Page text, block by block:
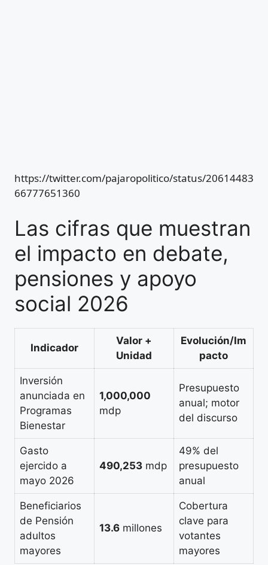
https://twitter.com/pajaropolitico/status/20614483
66777651360
Las cifras que muestran
el impacto en debate,
pensiones y apoyo
social 2026
Indicador
Valor +
Unidad
Evolución/Im
pacto
Inversión
anunciada en
Programas
Bienestar
1,000,000
mdp
Presupuesto
anual; motor
del discurso
Gasto
ejercido a
mayo 2026
490,253 mdp
49% del
presupuesto
anual
Beneficiarios
de Pensión
adultos
mayores
13.6 millones
Cobertura
clave para
votantes
mayores